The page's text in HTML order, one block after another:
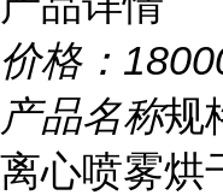
价格：
产品名称规
离心喷雾烘